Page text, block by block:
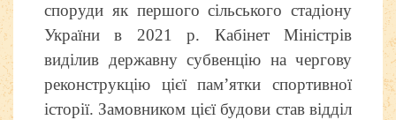
споруди як першого сільського стадіону
України в 2021 р. Кабінет Міністрів
виділив державну субвенцію на чергову
реконструкцію цієї пам’ятки спортивної
історії. Замовником цієї будови став відділ